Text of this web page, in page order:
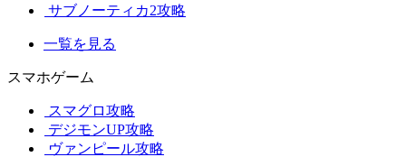
サブノーティカ2攻略
一覧を見る
スマホゲーム
スマグロ攻略
デジモンUP攻略
ヴァンピール攻略